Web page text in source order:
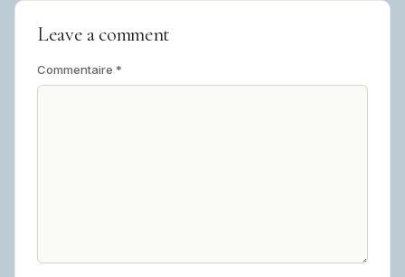
Leave a comment
Commentaire *